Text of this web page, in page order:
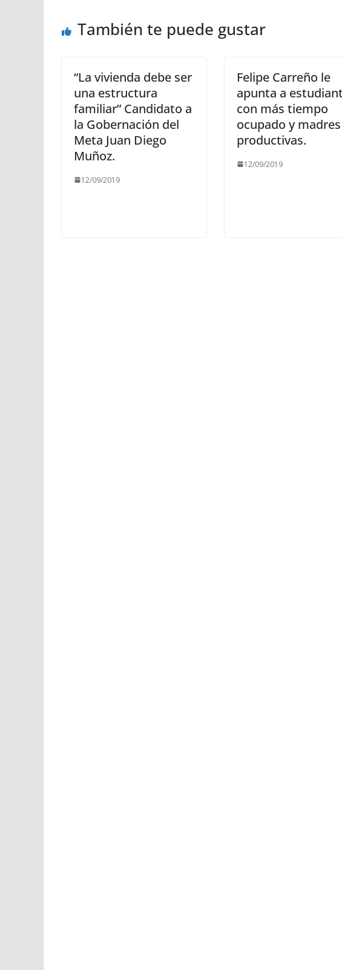
También te puede gustar
“La vivienda debe ser
una estructura
familiar” Candidato a
la Gobernación del
Meta Juan Diego
Muñoz.
12/09/2019
Felipe Carreño le
apunta a
con más tiempo
ocupado y madres
productivas.
12/09/2019